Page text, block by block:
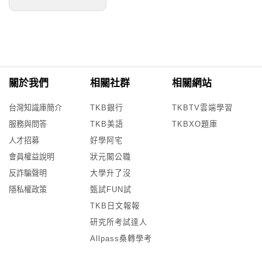
關於我們
台灣知識庫簡介
服務與問答
人才招募
會員權益說明
反詐騙聲明
隱私權政策
相關社群
TKB銀行
TKB美語
好學阿宅
狀元閣公職
大學升了沒
甄試FUN試
TKB日文報報
研究所考試達人
Allpass桑轉學考
相關網站
TKBTV雲端學習
TKBXO題庫